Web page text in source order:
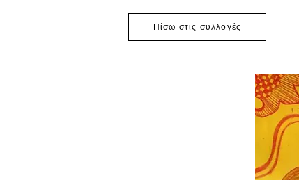
Πίσω στις συλλογές